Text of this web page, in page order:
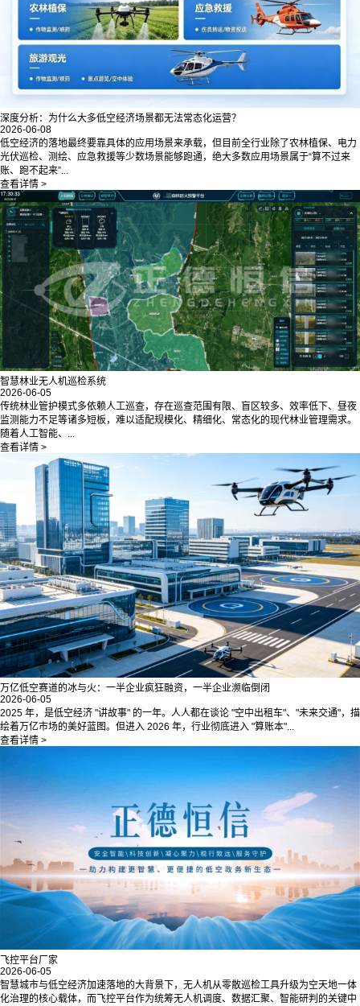
深度分析：为什么大多低空经济场景都无法常态化运营？
2026-06-08
低空经济的落地最终要靠具体的应用场景来承载，但目前全行业除了农林植保、电力
光伏巡检、测绘、应急救援等少数场景能够跑通，绝大多数应用场景属于“算不过来
账、跑不起来”...
查看详情 >
智慧林业无人机巡检系统
2026-06-05
传统林业管护模式多依赖人工巡查，存在巡查范围有限、盲区较多、效率低下、昼夜
监测能力不足等诸多短板，难以适配规模化、精细化、常态化的现代林业管理需求。
随着人工智能、...
查看详情 >
万亿低空赛道的冰与火：一半企业疯狂融资，一半企业濒临倒闭
2026-06-05
2025 年，是低空经济 "讲故事" 的一年。人人都在谈论 "空中出租车"、"未来交通"，描
绘着万亿市场的美好蓝图。但进入 2026 年，行业彻底进入 "算账本"...
查看详情 >
飞控平台厂家
2026-06-05
智慧城市与低空经济加速落地的大背景下，无人机从零散巡检工具升级为空天地一体
化治理的核心载体，而飞控平台作为统筹无人机调度、数据汇聚、智能研判的关键中